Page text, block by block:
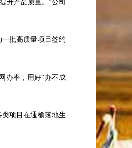
升产品质量。”公司
批高质量项目签约
办率，用好“办不成
项目在通榆落地生